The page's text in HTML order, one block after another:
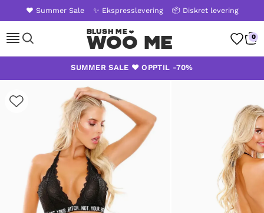
❤️ Summer Sale ✨ Ekspresslevering 📦 Diskret levering
WOO ME 0
SUMMER SALE ❤️ OPPTIL -70%